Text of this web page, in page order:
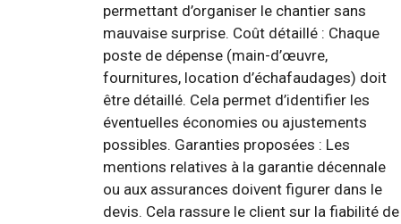
permettant d’organiser le chantier sans
mauvaise surprise. Coût détaillé : Chaque
poste de dépense (main-d’œuvre,
fournitures, location d’échafaudages) doit
être détaillé. Cela permet d’identifier les
éventuelles économies ou ajustements
possibles. Garanties proposées : Les
mentions relatives à la garantie décennale
ou aux assurances doivent figurer dans le
devis. Cela rassure le client sur la fiabilité de